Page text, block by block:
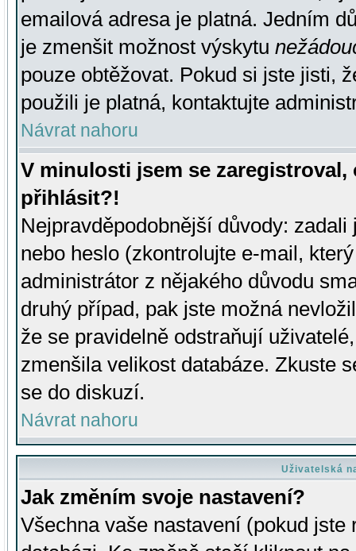
emailová adresa je platná. Jedním
je zmenšit možnost výskytu
pouze obtěžovat. Pokud si jste jisti,
použili je platná, kontaktujte
Návrat nahoru
V minulosti jsem se
přihlásit?!
Nejpravděpodobnější důvody:
nebo heslo (zkontrolujte e-mail,
administrátor z nějakého důvodu
druhý případ, pak jste možná
že se pravidelně odstraňují
zmenšila velikost databáze. Zkuste
se do diskuzí.
Návrat nahoru
Uživatelská
Jak změním svoje nastavení?
Všechna vaše nastavení (pokud